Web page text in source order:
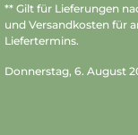
** Gilt für Lieferungen
und Versandkosten für
Liefertermins.
Donnerstag, 6. August